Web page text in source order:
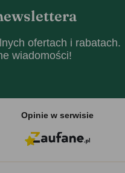
ofertach i rabatach.
wiadomości!
Opinie w serwisie